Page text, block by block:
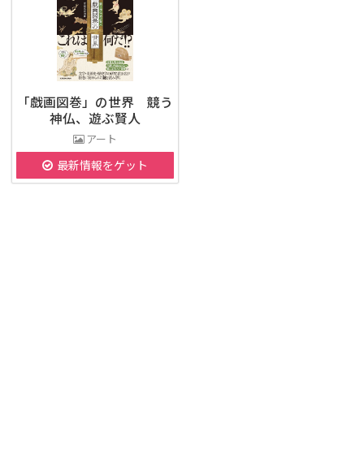
「戯画図巻」の世界 競う
神仏、遊ぶ賢人
アート
最新情報をゲット